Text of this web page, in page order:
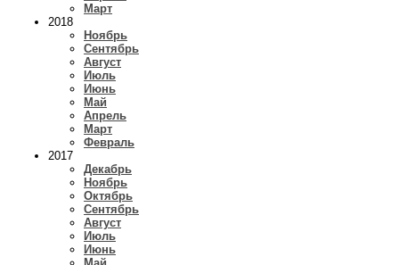
Март
2018
Ноябрь
Сентябрь
Август
Июль
Июнь
Май
Апрель
Март
Февраль
2017
Декабрь
Ноябрь
Октябрь
Сентябрь
Август
Июль
Июнь